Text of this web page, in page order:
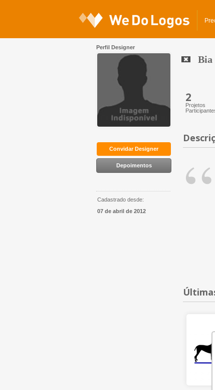
Convidar Designer
Depoimentos
Cadastrado desde:
07 de abril de 2012
Bia
Perfil Designer
2
Projetos
“